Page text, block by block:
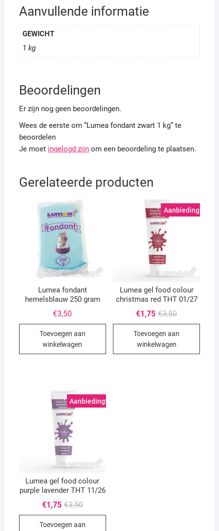
Aanvullende informatie
GEWICHT
1 kg
Beoordelingen
Er zijn nog geen beoordelingen.
Wees de eerste om “Lumea fondant zwart 1 kg” te
beoordelen
Je moet ingelogd zijnom een beoordeling te plaatsen.
Gerelateerde producten
Lumea fondant
hemelsblauw 250 gram
€3,50
Toevoegen aan
winkelwagen
Aanbieding!
Lumea gel food colour
christmas red THT 01/27
€3,50
€3,50.
€1,75
Huidige
€1,75.
Toevoegen aan
winkelwagen
Aanbieding!
Lumea gel food colour
purple lavender THT 11/26
€3,50Oorspronkelijke
€3,50.
€1,75
Huidige
€1,75.
Toevoegen aan